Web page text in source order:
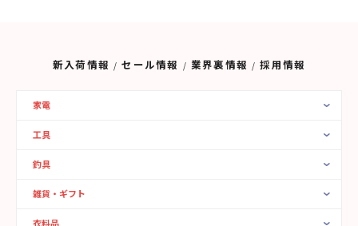
新入荷情報 セール情報 業界裏情報 採用情報
家電
工具
釣具
雑貨・ギフト
衣料品